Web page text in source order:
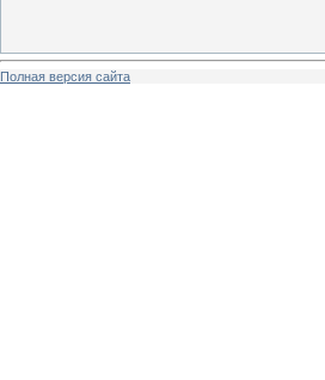
Полная версия сайта